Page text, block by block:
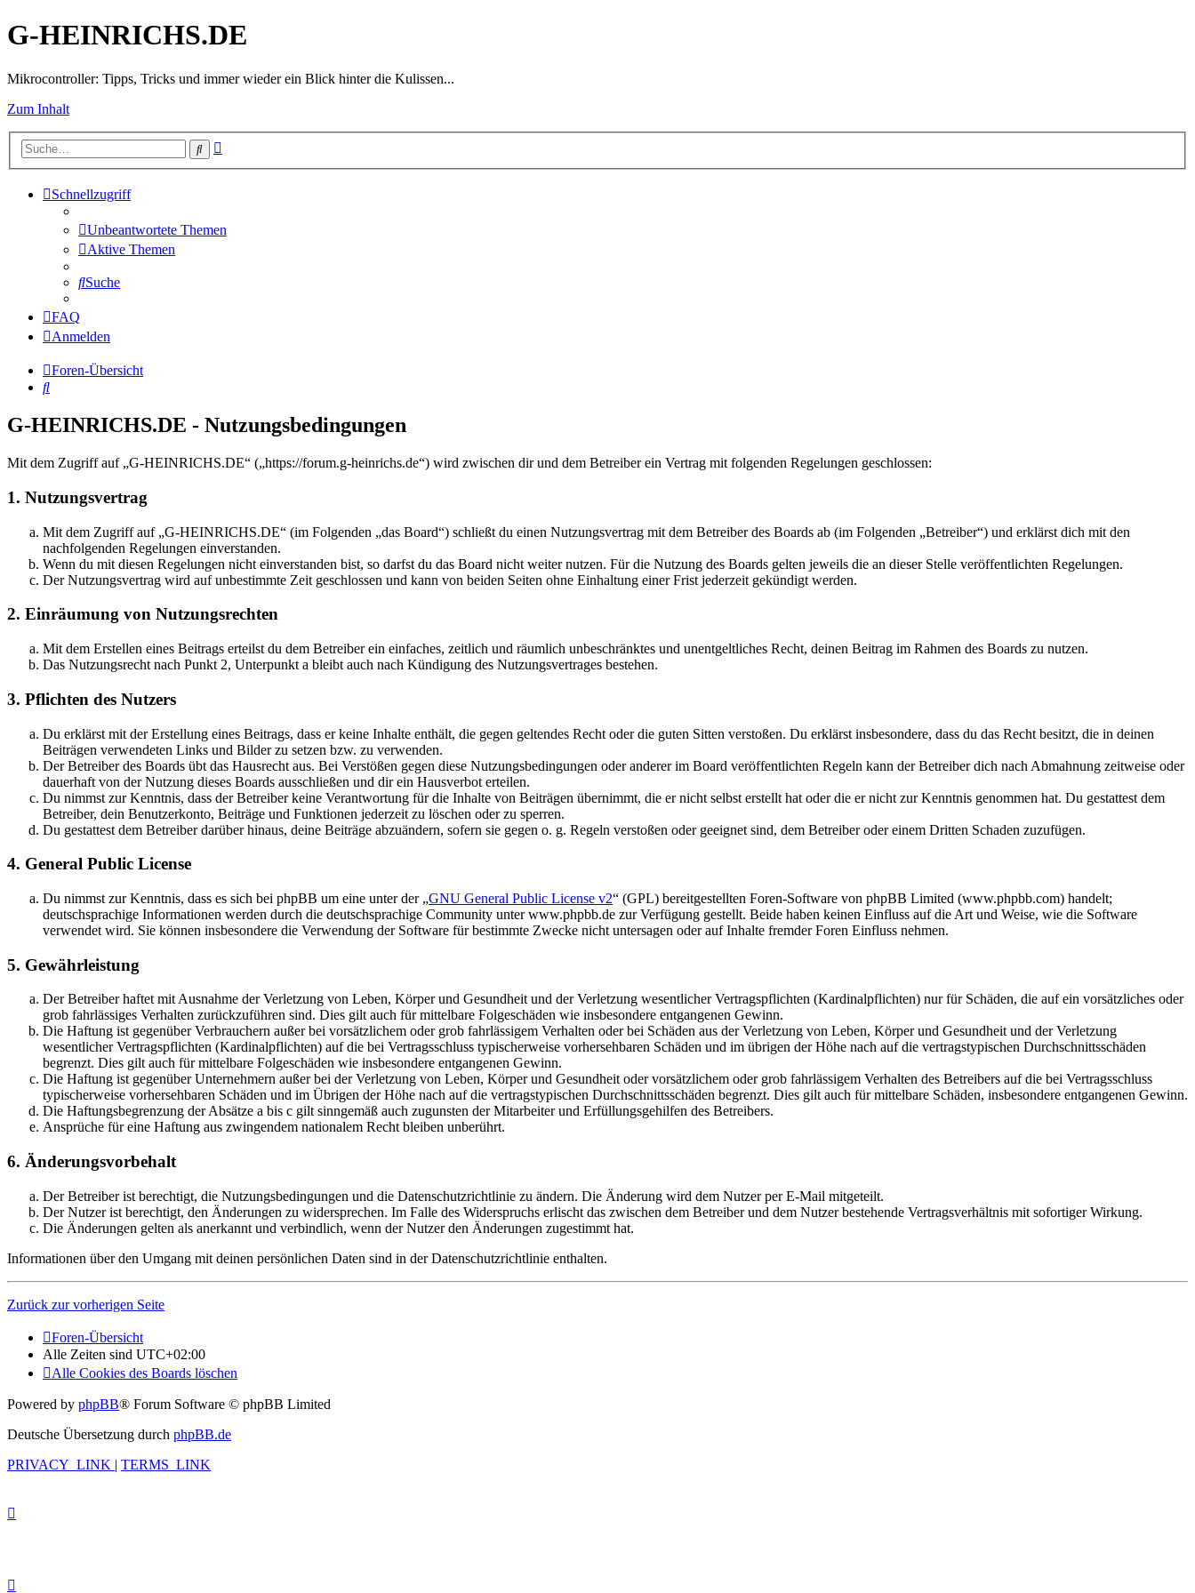
G-HEINRICHS.DE
Mikrocontroller: Tipps, Tricks und immer wieder ein Blick hinter die Kulissen...
Zum Inhalt
Suche
Schnellzugriff
Unbeantwortete Themen
Aktive Themen
Suche
FAQ
Anmelden
Foren-Übersicht
Suche
G-HEINRICHS.DE - Nutzungsbedingungen
Mit dem Zugriff auf „G-HEINRICHS.DE“ („https://forum.g-heinrichs.de“) wird zwischen dir und dem Betreiber ein Vertrag mit folgenden Regelungen geschlossen:
1. Nutzungsvertrag
Mit dem Zugriff auf „G-HEINRICHS.DE“ (im Folgenden „das Board“) schließt du einen Nutzungsvertrag mit dem Betreiber des Boards ab (im Folgenden „Betreiber“) und erklärst dich mit den
nachfolgenden Regelungen einverstanden.
Wenn du mit diesen Regelungen nicht einverstanden bist, so darfst du das Board nicht weiter nutzen. Für die Nutzung des Boards gelten jeweils die an dieser Stelle veröffentlichten Regelungen.
Der Nutzungsvertrag wird auf unbestimmte Zeit geschlossen und kann von beiden Seiten ohne Einhaltung einer Frist jederzeit gekündigt werden.
2. Einräumung von Nutzungsrechten
Mit dem Erstellen eines Beitrags erteilst du dem Betreiber ein einfaches, zeitlich und räumlich unbeschränktes und unentgeltliches Recht, deinen Beitrag im Rahmen des Boards zu nutzen.
Das Nutzungsrecht nach Punkt 2, Unterpunkt a bleibt auch nach Kündigung des Nutzungsvertrages bestehen.
3. Pflichten des Nutzers
Du erklärst mit der Erstellung eines Beitrags, dass er keine Inhalte enthält, die gegen geltendes Recht oder die guten Sitten verstoßen. Du erklärst insbesondere, dass du das Recht besitzt, die in deinen
Beiträgen verwendeten Links und Bilder zu setzen bzw. zu verwenden.
Der Betreiber des Boards übt das Hausrecht aus. Bei Verstößen gegen diese Nutzungsbedingungen oder anderer im Board veröffentlichten Regeln kann der Betreiber dich nach Abmahnung zeitweise oder
dauerhaft von der Nutzung dieses Boards ausschließen und dir ein Hausverbot erteilen.
Du nimmst zur Kenntnis, dass der Betreiber keine Verantwortung für die Inhalte von Beiträgen übernimmt, die er nicht selbst erstellt hat oder die er nicht zur Kenntnis genommen hat. Du gestattest dem
Betreiber, dein Benutzerkonto, Beiträge und Funktionen jederzeit zu löschen oder zu sperren.
Du gestattest dem Betreiber darüber hinaus, deine Beiträge abzuändern, sofern sie gegen o. g. Regeln verstoßen oder geeignet sind, dem Betreiber oder einem Dritten Schaden zuzufügen.
4. General Public License
Du nimmst zur Kenntnis, dass es sich bei phpBB um eine unter der „GNU General Public License v2“ (GPL) bereitgestellten Foren-Software von phpBB Limited (www.phpbb.com) handelt;
deutschsprachige Informationen werden durch die deutschsprachige Community unter www.phpbb.de zur Verfügung gestellt. Beide haben keinen Einfluss auf die Art und Weise, wie die Software
verwendet wird. Sie können insbesondere die Verwendung der Software für bestimmte Zwecke nicht untersagen oder auf Inhalte fremder Foren Einfluss nehmen.
5. Gewährleistung
Der Betreiber haftet mit Ausnahme der Verletzung von Leben, Körper und Gesundheit und der Verletzung wesentlicher Vertragspflichten (Kardinalpflichten) nur für Schäden, die auf ein vorsätzliches oder
grob fahrlässiges Verhalten zurückzuführen sind. Dies gilt auch für mittelbare Folgeschäden wie insbesondere entgangenen Gewinn.
Die Haftung ist gegenüber Verbrauchern außer bei vorsätzlichem oder grob fahrlässigem Verhalten oder bei Schäden aus der Verletzung von Leben, Körper und Gesundheit und der Verletzung
wesentlicher Vertragspflichten (Kardinalpflichten) auf die bei Vertragsschluss typischerweise vorhersehbaren Schäden und im übrigen der Höhe nach auf die vertragstypischen Durchschnittsschäden
begrenzt. Dies gilt auch für mittelbare Folgeschäden wie insbesondere entgangenen Gewinn.
Die Haftung ist gegenüber Unternehmern außer bei der Verletzung von Leben, Körper und Gesundheit oder vorsätzlichem oder grob fahrlässigem Verhalten des Betreibers auf die bei Vertragsschluss
typischerweise vorhersehbaren Schäden und im Übrigen der Höhe nach auf die vertragstypischen Durchschnittsschäden begrenzt. Dies gilt auch für mittelbare Schäden, insbesondere entgangenen Gewinn.
Die Haftungsbegrenzung der Absätze a bis c gilt sinngemäß auch zugunsten der Mitarbeiter und Erfüllungsgehilfen des Betreibers.
Ansprüche für eine Haftung aus zwingendem nationalem Recht bleiben unberührt.
6. Änderungsvorbehalt
Der Betreiber ist berechtigt, die Nutzungsbedingungen und die Datenschutzrichtlinie zu ändern. Die Änderung wird dem Nutzer per E-Mail mitgeteilt.
Der Nutzer ist berechtigt, den Änderungen zu widersprechen. Im Falle des Widerspruchs erlischt das zwischen dem Betreiber und dem Nutzer bestehende Vertragsverhältnis mit sofortiger Wirkung.
Die Änderungen gelten als anerkannt und verbindlich, wenn der Nutzer den Änderungen zugestimmt hat.
Informationen über den Umgang mit deinen persönlichen Daten sind in der Datenschutzrichtlinie enthalten.
Zurück zur vorherigen Seite
Foren-Übersicht
Alle Zeiten sind UTC+02:00
Alle Cookies des Boards löschen
Powered by phpBB® Forum Software © phpBB Limited
Deutsche Übersetzung durch phpBB.de
PRIVACY_LINK | TERMS_LINK